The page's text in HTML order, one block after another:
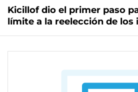
Kicillof dio el primer paso
límite a la reelección de los